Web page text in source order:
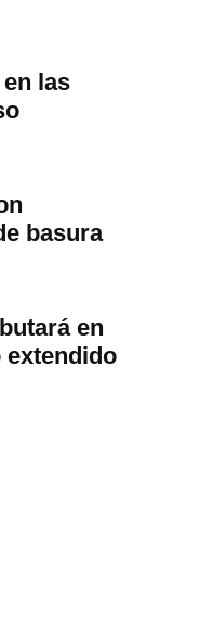
las
basura
en
extendido